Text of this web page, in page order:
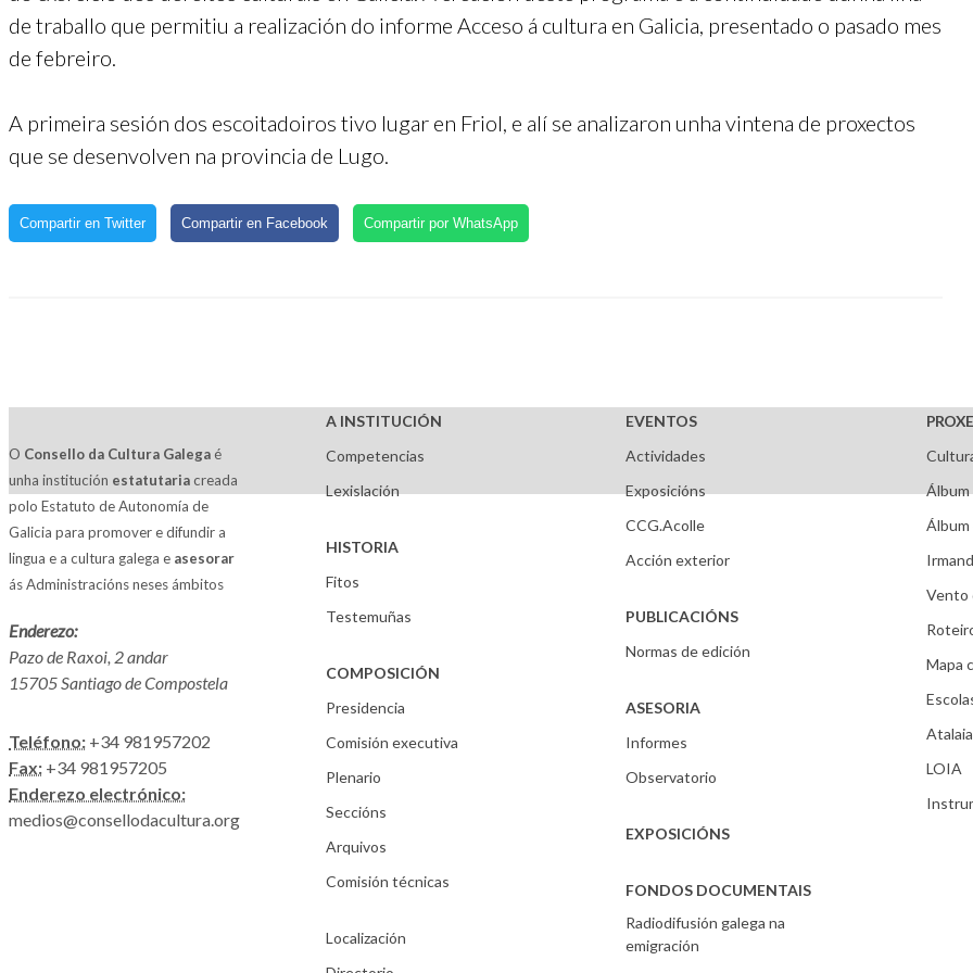
de traballo que permitiu a realización do informe Acceso á cultura en Galicia, presentado o pasado mes
de febreiro.
A primeira sesión dos escoitadoiros tivo lugar en Friol, e alí se analizaron unha vintena de proxectos
que se desenvolven na provincia de Lugo.
Compartir en Twitter Compartir en Facebook Compartir por WhatsApp
O Consello da Cultura Galega é
unha institución estatutariacreada
polo Estatuto de Autonomía de
Galicia para promover e difundir a
lingua e a cultura galega e asesorar
ás Administracións neses ámbitos
Enderezo:
Pazo de Raxoi, 2 andar
15705 Santiago de Compostela
Teléfono: +34 981957202
Fax: +34 981957205
Enderezo electrónico:
medios@consellodacultura.org
A INSTITUCIÓN
Competencias
Lexislación
HISTORIA
Fitos
Testemuñas
COMPOSICIÓN
Presidencia
Comisión executiva
Plenario
Seccións
Arquivos
Comisión técnicas
Localización
EVENTOS
Actividades
Exposicións
CCG.Acolle
Acción exterior
PUBLICACIÓNS
Normas de edición
ASESORIA
Informes
Observatorio
EXPOSICIÓNS
FONDOS DOCUMENTAIS
Radiodifusión galega na
emigración
Álbum
Álbum
Vento
Mapa
Atalaia
LOIA